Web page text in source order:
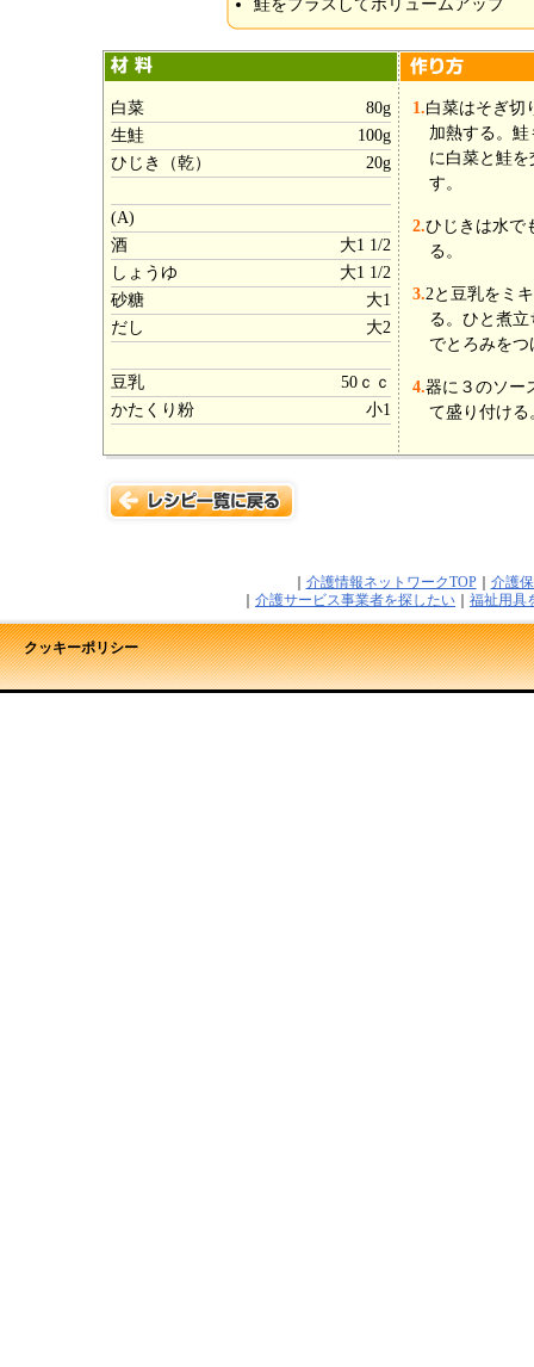
鮭をプラスしてボリュームアップ
白菜
80g
生鮭
100g
ひじき（乾）
20g
(A)
酒
大1 1/2
しょうゆ
大1 1/2
砂糖
大1
だし
大2
豆乳
50ｃｃ
かたくり粉
小1
1.白菜はそぎ切
加熱する。
に白菜と鮭
す。
2.ひじきは水で
る。
3.2と豆乳をミ
る。ひと煮
でとろみをつ
4.器に３のソー
て盛り付ける
介護情報ネットワークTOP｜ 介護
介護サービス事業者を探したい 福祉用具
クッキーポリシー